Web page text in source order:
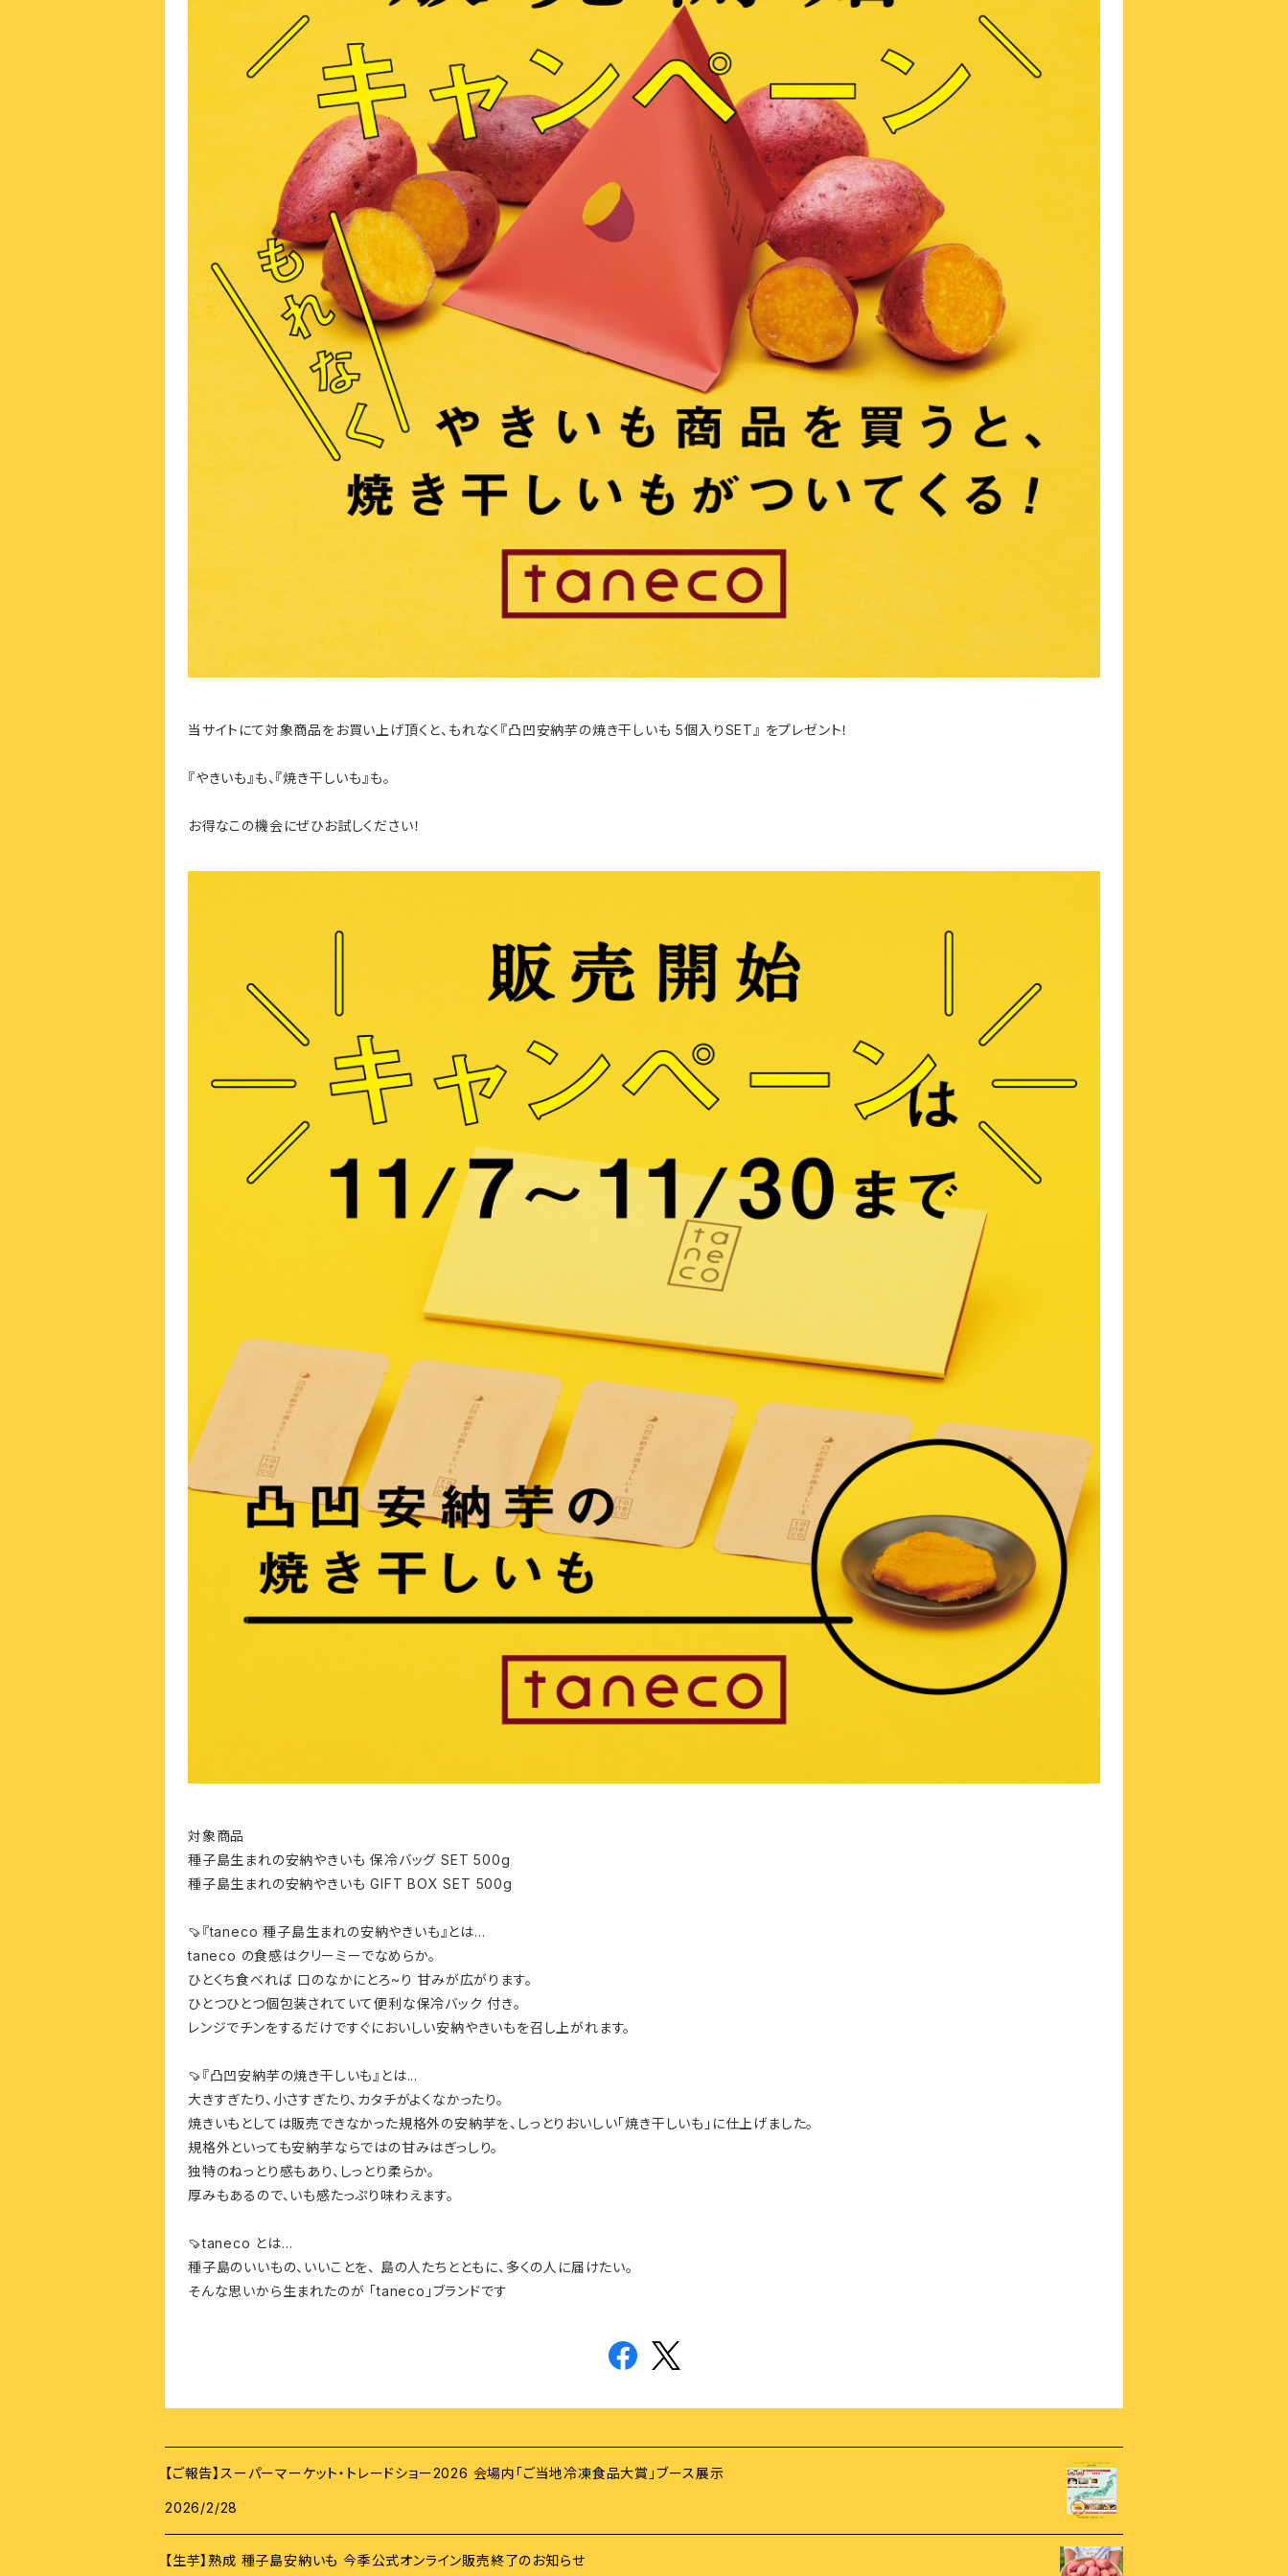
当サイトにて対象商品をお買い上げ頂くと、もれなく『凸凹安納芋の焼き干しいも 5個入りSET』 をプレゼント！
『やきいも』も、『焼き干しいも』も。
お得なこの機会にぜひお試しください！
対象商品
種子島生まれの安納やきいも 保冷バッグ SET 500g
種子島生まれの安納やきいも GIFT BOX SET 500g
🍠『taneco 種子島生まれの安納やきいも』とは...
taneco の食感はクリーミーでなめらか。
ひとくち食べれば 口のなかにとろ~り 甘みが広がります。
ひとつひとつ個包装されていて便利な保冷バック 付き。
レンジでチンをするだけですぐにおいしい安納やきいもを召し上がれます。
🍠『凸凹安納芋の焼き干しいも』とは...
大きすぎたり、小さすぎたり、カタチがよくなかったり。
焼きいもとしては販売できなかった規格外の安納芋を、しっとりおいしい「焼き干しいも」に仕上げました。
規格外といっても安納芋ならではの甘みはぎっしり。
独特のねっとり感もあり、しっとり柔らか。
厚みもあるので、いも感たっぷり味わえます。
🍠taneco とは...
種子島のいいもの、いいことを、 島の人たちとともに、多くの人に届けたい。
そんな思いから生まれたのが 「taneco」ブランドです
【ご報告】スーパーマーケット・トレードショー2026 会場内「ご当地冷凍食品大賞」ブース展示
2026/2/28
【生芋】熟成 種子島安納いも 今季公式オンライン販売終了のお知らせ